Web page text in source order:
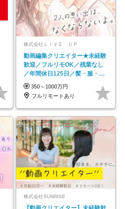
株式会社ＬＩＶＥ ＵＰ
動画編集クリエイター★未経験
歓迎／フルリモOK／残業なし
／年間休日125日／髪・服・ネ
イル自由／研修充実で安心
350～1000万円
フルリモートあり
株式会社SUNRISE